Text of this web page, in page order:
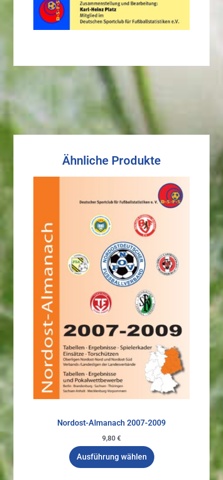
Ähnliche Produkte
Nordost-Almanach 2007-2009
9,80€
Ausführung wählen